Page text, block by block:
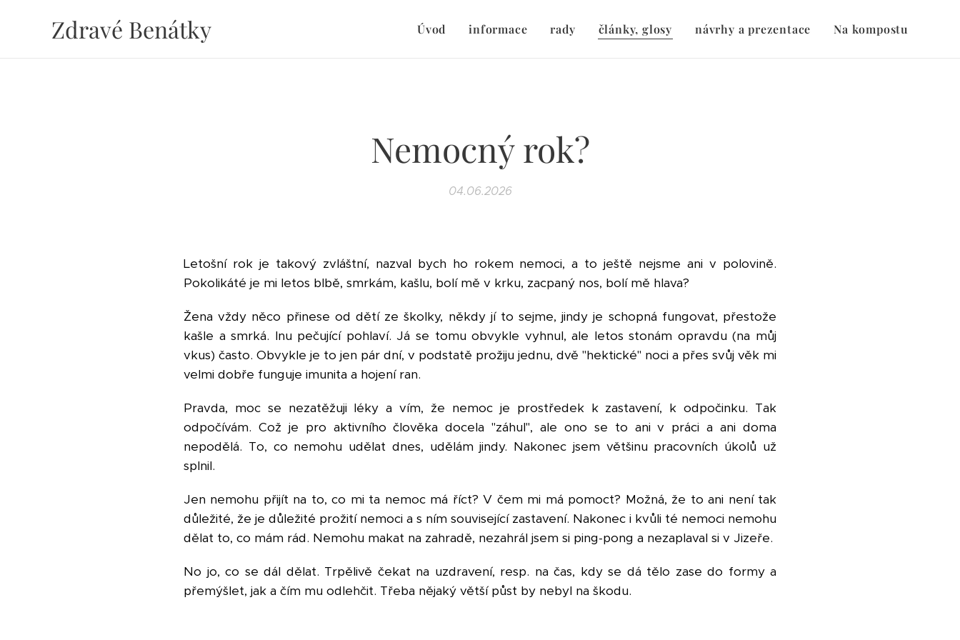
Zdravé Benátky Úvod informace rady články, glosy návrhy a prezentace Na kompostu
Nemocný rok?
04.06.2026
Letošní rok je takový zvláštní, nazval bych ho rokem nemoci, a to ještě nejsme ani v polovině.
Pokolikáté je mi letos blbě, smrkám, kašlu, bolí mě v krku, zacpaný nos, bolí mě hlava?
Žena vždy něco přinese od dětí ze školky, někdy jí to sejme, jindy je schopná fungovat, přestože
kašle a smrká. Inu pečující pohlaví. Já se tomu obvykle vyhnul, ale letos stonám opravdu (na můj
vkus) často. Obvykle je to jen pár dní, v podstatě prožiju jednu, dvě "hektické" noci a přes svůj věk mi
velmi dobře funguje imunita a hojení ran.
Pravda, moc se nezatěžuji léky a vím, že nemoc je prostředek k zastavení, k odpočinku. Tak
odpočívám. Což je pro aktivního člověka docela "záhul", ale ono se to ani v práci a ani doma
nepodělá. To, co nemohu udělat dnes, udělám jindy. Nakonec jsem většinu pracovních úkolů už
splnil.
Jen nemohu přijít na to, co mi ta nemoc má říct? V čem mi má pomoct? Možná, že to ani není tak
důležité, že je důležité prožití nemoci a s ním související zastavení. Nakonec i kvůli té nemoci nemohu
dělat to, co mám rád. Nemohu makat na zahradě, nezahrál jsem si ping-pong a nezaplaval si v Jizeře.
No jo, co se dál dělat. Trpělivě čekat na uzdravení, resp. na čas, kdy se dá tělo zase do formy a
přemýšlet, jak a čím mu odlehčit. Třeba nějaký větší půst by nebyl na škodu.